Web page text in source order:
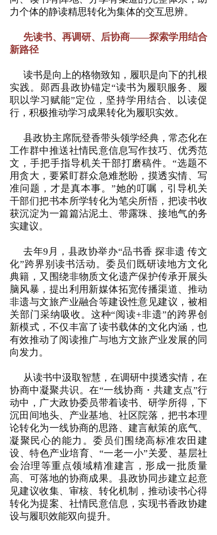
力个体的静读精思转化为集体的交互思辨。
先读书、再调研、后协商——探索学用结合
新路径
读书是向上的格物致知，履职是向下的扎根
实践。郧西县政协锚定“读书为履职服务、履
职以学习赋能”定位，坚持学用结合、以读促
行，积极推动学习成果转化为履职实效。
县政协主席阮登香带头领学经典，常态化在
工作群中推送社情民意信息写作技巧、优秀范
文，手把手指导机关干部打磨稿件。“选题不
用贪大，要紧盯群众急难愁盼，摸透实情、写
准问题，才是真本事。”她的叮嘱，引导机关
干部们把书本所学转化为笔尖所悟，把读书收
获沉淀为一篇篇沾泥土、带露珠、接地气的务
实建议。
去年9月，县政协举办“品书香 探非遗 传文
化”跨界别读书活动。委员们既研读地方文化
典籍，又围绕非物质文化遗产保护传承开展头
脑风暴，提出利用新媒体拓宽传播渠道、推动
非遗与文旅产业融合等建设性意见建议，被相
关部门采纳吸收。这种“阅读+非遗”的跨界创
新模式，不仅丰富了读书载体的文化内涵，也
有效推动了阅读推广与地方文旅产业发展的同
向发力。
从读书中汲取智慧，在调研中摸透实情，在
协商中凝聚共识。在“一线协商・共建支点”行
动中，广大政协委员带着读书、研学所得，下
沉田间地头、产业基地、社区院落，把书本理
论转化为一线协商的思路、建言献策的底气、
凝聚民心的能力。委员们围绕高标准农田建
设、特色产业培育、“一老一小”关爱、基层社
会治理等重点领域精准建言，形成一批质量
高、可落地的协商成果。县政协同步建立起意
见建议收集、审核、转化机制，推动读书心得
转化为提案、社情民意信息，实现书香政协建
设与履职效能双向提升。